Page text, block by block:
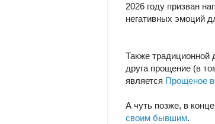
2026 году призван
негативных эмоций
Также традиционной
друга прощение (в
является Прощеное
А чуть позже, в
своим бывшим.